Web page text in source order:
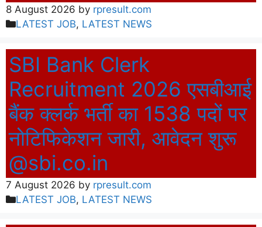
8 August 2026 by rpresult.com
Categories
LATEST JOB, LATEST NEWS
SBI Bank Clerk
Recruitment 2026 एसबीआई
बैंक क्लर्क भर्ती का 1538 पदों पर
नोटिफिकेशन जारी, आवेदन शुरू
@sbi.co.in
7 August 2026 by rpresult.com
Categories
LATEST JOB, LATEST NEWS